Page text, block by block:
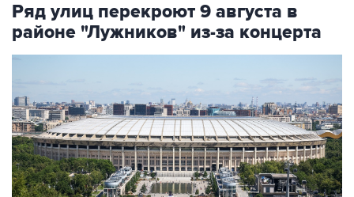
Ряд улиц перекроют 9 августа в
районе "Лужников" из-за концерта